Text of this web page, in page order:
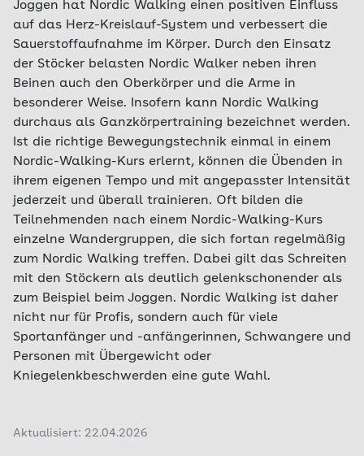
Joggen hat Nordic Walking einen positiven Einfluss
auf das Herz-Kreislauf-System und verbessert die
Sauerstoffaufnahme im Körper. Durch den Einsatz
der Stöcker belasten Nordic Walker neben ihren
Beinen auch den Oberkörper und die Arme in
besonderer Weise. Insofern kann Nordic Walking
durchaus als Ganzkörpertraining bezeichnet werden.
Ist die richtige Bewegungstechnik einmal in einem
Nordic-Walking-Kurs erlernt, können die Übenden in
ihrem eigenen Tempo und mit angepasster Intensität
jederzeit und überall trainieren. Oft bilden die
Teilnehmenden nach einem Nordic-Walking-Kurs
einzelne Wandergruppen, die sich fortan regelmäßig
zum Nordic Walking treffen. Dabei gilt das Schreiten
mit den Stöckern als deutlich gelenkschonender als
zum Beispiel beim Joggen. Nordic Walking ist daher
nicht nur für Profis, sondern auch für viele
Sportanfänger und -anfängerinnen, Schwangere und
Personen mit Übergewicht oder
Kniegelenkbeschwerden eine gute Wahl.
Aktualisiert: 22.04.2026